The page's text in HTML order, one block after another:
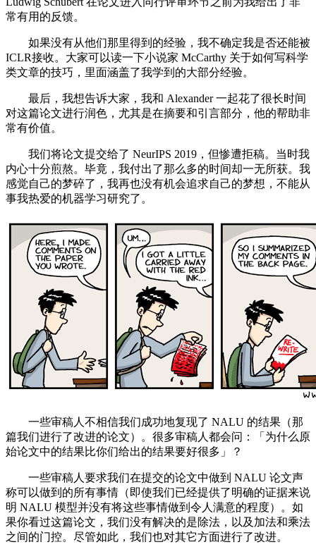
常有用的反馈。
如果没有从他们那里得到的经验，我不确定我是否还能被
ICLR接收。大家可以读一下小说家 McCarthy 关于如何写科学
类文章的技巧，里面涵盖了我学到的大部分经验。
最后，我想告诉大家，我和 Alexander 一起花了很长时间
对这篇论文进行润色，尤其是在摘要和引言部分，他的帮助非
常有价值。
我们将论文提交给了 NeurIPS 2019，但惨遭拒稿。当时我
内心十分煎熬。毕竟，我付出了那么多的时间却一无所获。我
感觉自己的梦碎了，我再也没有机会追求自己的梦想，不能从
事我热爱的机器学习研究了。
一些审稿人不相信我们成功地复现了 NALU 的结果（那
篇我们进行了改进的论文）。很多审稿人都会问：「为什么原
始论文中的结果比你们给出的结果要好很多」？
一些审稿人要求我们在提交的论文中做到 NALU 论文声
称可以做到的所有事情（即使我们已经提供了明确的证据来说
明 NALU 模型并没有将这些事情做到令人满意的程度）。如
果你看过这篇论文，我们没有解决的是除法，以及加法和乘法
之间的门控。尽管如此，我们也对其它方面进行了改进。